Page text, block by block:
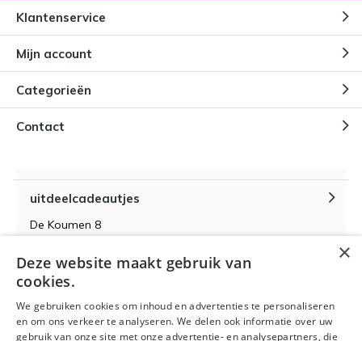
Klantenservice
Mijn account
Categorieën
Contact
uitdeelcadeautjes
De Koumen 8
KvK-nummer 14087571
BTW-nummer NL 815399145 B01
×
Deze website maakt gebruik van
cookies.
We gebruiken cookies om inhoud en advertenties te personaliseren
en om ons verkeer te analyseren. We delen ook informatie over uw
gebruik van onze site met onze advertentie- en analysepartners, die